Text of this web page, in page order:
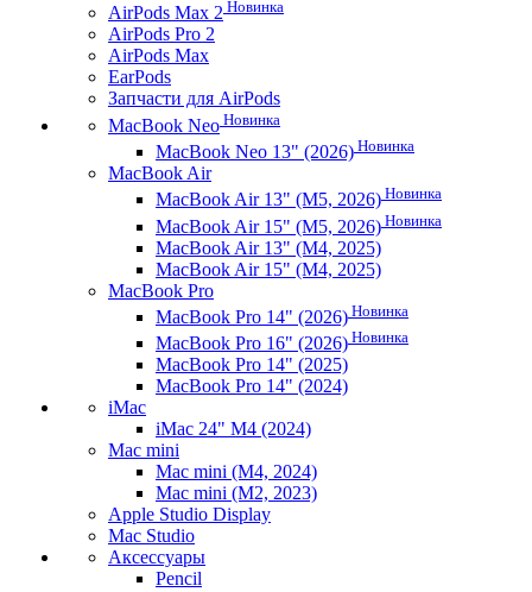
AirPods Max 2 Новинка
AirPods Pro 2
AirPods Max
EarPods
Запчасти для AirPods
MacBook Neo Новинка
MacBook Neo 13" (2026) Новинка
MacBook Air
MacBook Air 13" (M5, 2026) Новинка
MacBook Air 15" (M5, 2026) Новинка
MacBook Air 13" (M4, 2025)
MacBook Air 15" (M4, 2025)
MacBook Pro
MacBook Pro 14" (2026) Новинка
MacBook Pro 16" (2026) Новинка
MacBook Pro 14" (2025)
MacBook Pro 14" (2024)
iMac
iMac 24" M4 (2024)
Mac mini
Mac mini (M4, 2024)
Mac mini (M2, 2023)
Apple Studio Display
Mac Studio
Аксессуары
Pencil